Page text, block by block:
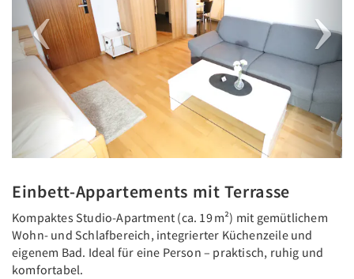
Einbett-Appartements mit Terrasse
Kompaktes Studio-Apartment (ca. 19 m²) mit gemütlichem
Wohn- und Schlafbereich, integrierter Küchenzeile und
eigenem Bad. Ideal für eine Person – praktisch, ruhig und
komfortabel.